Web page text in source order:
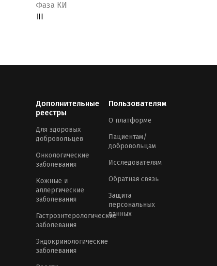
Фаза КИ
Дополнительные
реестры
Для здоровых
добровольцев
Онкологические
заболевания
Кожные и
аллергические
заболевания
Гастроэнтерологические
заболевания
Эндокринологические
заболевания
Пользователям
О платформе
Пациентам/
добровольцам
Исследователям
Обратная связь
Защита
персональных
данных